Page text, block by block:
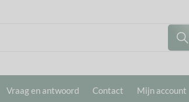
Vraag en antwoord Contact Mijn account